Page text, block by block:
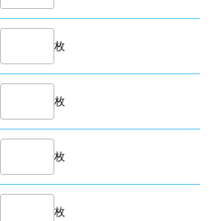
枚
枚
枚
枚